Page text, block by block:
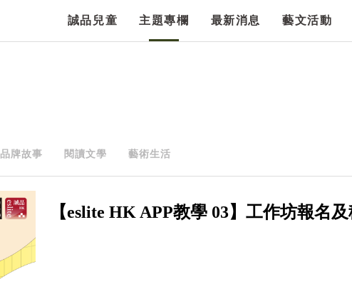
誠品兒童 主題專欄 最新消息 藝文活動
品牌故事 閱讀文學 藝術生活
【eslite HK APP教學 03】工作坊報名